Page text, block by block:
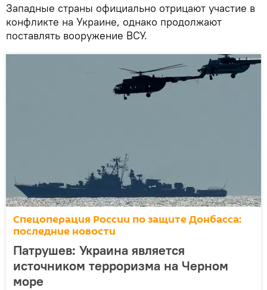
Западные страны официально отрицают участие в
конфликте на Украине, однако продолжают
поставлять вооружение ВСУ.
Спецоперация России по защите Донбасса:
последние новости
Патрушев: Украина является
источником терроризма на Черном
море